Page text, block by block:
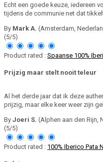
Echt een goede keuze, iedereen
tijdens de communie net dat
By Mark A. (Amsterdam,
(5/5)
Product rated : Spaanse 100%
Prijzig maar stelt nooit teleur
Al het derde jaar dat ik deze
prijzig, maar elke keer weer zijn
By Joeri S. (Alphen aan den Rijn,
(5/5)
Product rated : 100% Iberico Pata